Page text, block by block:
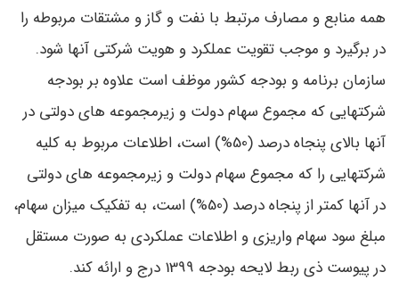
همه منابع و مصارف مرتبط با نفت و گاز و مشتقات مربوطه را
در برگیرد و موجب تقویت عملکرد و هویت شرکتی آنها شود.
سازمان برنامه و بودجه کشور موظف است علاوه بر بودجه
شرکتهایی که مجموع سهام دولت و زیرمجموعه ‌های دولتی در
آنها بالای پنجاه ‌درصد (50%) است، اطلاعات مربوط به کلیه
شرکتهایی را که مجموع سهام دولت و زیرمجموعه‌ های دولتی
در آنها کمتر از پنجاه‌ درصد (50%) است، به تفکیک میزان سهام،
مبلغ سود سهام واریزی و اطلاعات عملکردی به صورت مستقل
در پیوست ذی‌ ربط لایحه بودجه 1399 درج و ارائه کند.